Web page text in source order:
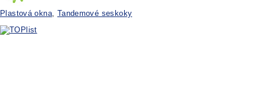
Plastová okna, Tandemové seskoky